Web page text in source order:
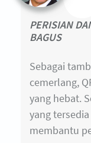
PERISIAN
BAGUS
Sebagai
cemerlang,
yang hebat.
yang
membantu